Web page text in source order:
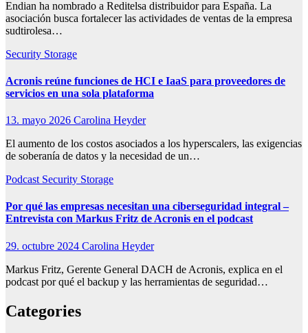
Endian ha nombrado a Reditelsa distribuidor para España. La
asociación busca fortalecer las actividades de ventas de la empresa
sudtirolesa…
Security Storage
Acronis reúne funciones de HCI e IaaS para proveedores de
servicios en una sola plataforma
13. mayo 2026 Carolina Heyder
El aumento de los costos asociados a los hyperscalers, las exigencias
de soberanía de datos y la necesidad de un…
Podcast Security Storage
Por qué las empresas necesitan una ciberseguridad integral –
Entrevista con Markus Fritz de Acronis en el podcast
29. octubre 2024 Carolina Heyder
Markus Fritz, Gerente General DACH de Acronis, explica en el
podcast por qué el backup y las herramientas de seguridad…
Categories